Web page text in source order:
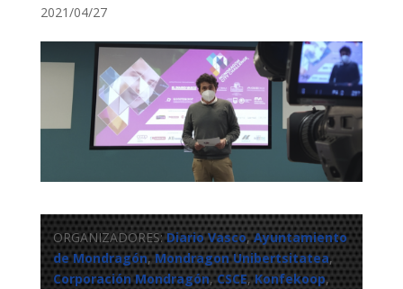
2021/04/27
ORGANIZADORES:Diario Vasco,Ayuntamiento
de Mondragón,Mondragon Unibertsitatea,
Corporación Mondragón,CSCE,Konfekoop,